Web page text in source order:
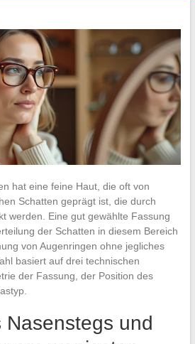
hat eine feine Haut, die oft von
Schatten geprägt ist, die durch
werden. Eine gut gewählte Fassung
der Schatten in diesem Bereich
von Augenringen ohne jegliches
basiert auf drei technischen
der Fassung, der Position des
Nasenstegs und